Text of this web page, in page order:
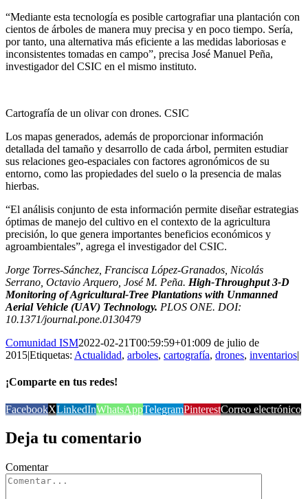
“Mediante esta tecnología es posible cartografiar una plantación con
cientos de árboles de manera muy precisa y en poco tiempo. Sería,
por tanto, una alternativa más eficiente a las medidas laboriosas e
inconsistentes tomadas en campo”, precisa José Manuel Peña,
investigador del CSIC en el mismo instituto.
Cartografía de un olivar con drones. CSIC
Los mapas generados, además de proporcionar información
detallada del tamaño y desarrollo de cada árbol, permiten estudiar
sus relaciones geo-espaciales con factores agronómicos de su
entorno, como las propiedades del suelo o la presencia de malas
hierbas.
“El análisis conjunto de esta información permite diseñar estrategias
óptimas de manejo del cultivo en el contexto de la agricultura
precisión, lo que genera importantes beneficios económicos y
agroambientales”, agrega el investigador del CSIC.
Jorge Torres-Sánchez, Francisca López-Granados, Nicolás
Serrano, Octavio Arquero, José M. Peña. High-Throughput 3-D
Monitoring of Agricultural-Tree Plantations with Unmanned
Aerial Vehicle (UAV) Technology. PLOS ONE. DOI:
10.1371/journal.pone.0130479
Comunidad ISM2022-02-21T00:59:59+01:009 de julio de
2015|Etiquetas: Actualidad, arboles, cartografía, drones, inventarios|
¡Comparte en tus redes!
FacebookXLinkedInWhatsAppTelegramPinterestCorreo electrónico
Deja tu comentario
Comentar